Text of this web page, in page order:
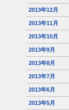
2013年12月
2013年11月
2013年10月
2013年9月
2013年8月
2013年7月
2013年6月
2013年5月